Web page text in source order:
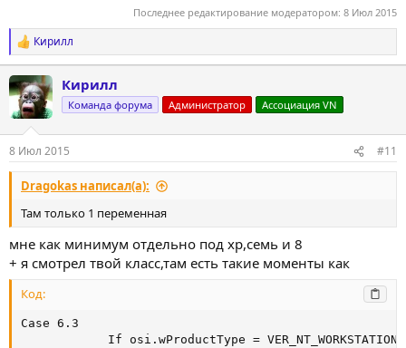
Последнее редактирование модератором: 8 Июл 2015
Р
е
а
к
ц
и
и
Кирилл
Кирилл
Команда форума Администратор Ассоциация VN
8 Июл 2015 #11
Dragokas написал(а):
Там только 1 переменная
мне как минимум отдельно под хр,семь и 8
+ я смотрел твой класс,там есть такие моменты как
Код:
Case 6.3
If osi.wProductType = VER_NT_WORKSTATION